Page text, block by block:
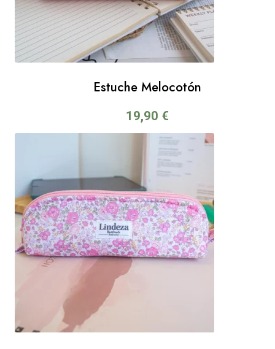
Estuche Melocotón
19,90 €